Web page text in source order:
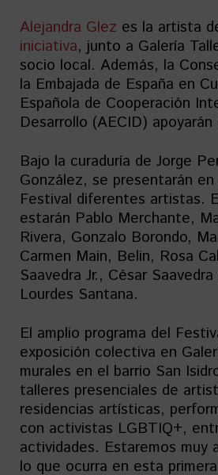
Alejandra Glez es la artista
iniciativa, junto a Galería
socio local. Además, la
la Embajada de España en
Española de Cooperación
Desarrollo (AECID)
Bajo la curaduría de Jorge
González, se presentarán
Festival diferentes artistas.
estarán Pablo Merchante,
Rivera, Gonzalo Borondo,
Carmen Main, Belin, Rosa
Saavedra Jr., César
Lourdes Santana.
El amplio programa del
exposición colectiva en
murales en el barrio San
talleres presenciales de
residencias artísticas,
con activistas LGBTIQ+,
actividades. Estaremos
lo que ocurra en esta